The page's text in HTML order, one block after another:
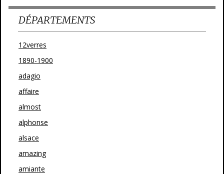
DÉPARTEMENTS
12verres
1890-1900
adagio
affaire
almost
alphonse
alsace
amazing
amiante